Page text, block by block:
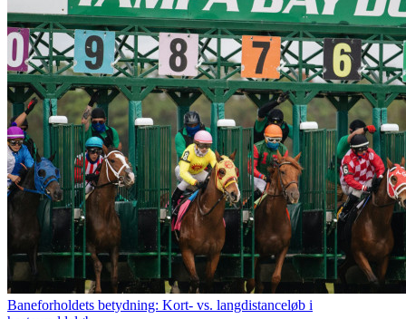
Baneforholdets betydning: Kort- vs. langdistanceløb i